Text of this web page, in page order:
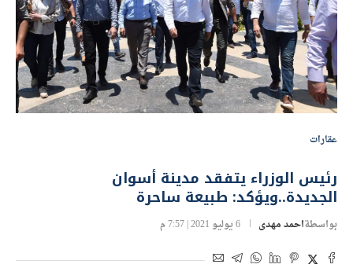
عقارات
رئيس الوزراء يتفقد مدينة أسوان
الجديدة..ويؤكد: طبيعة ساحرة
بواسطةاحمد مهدى 6 يوليو 2021 | 7:57 م